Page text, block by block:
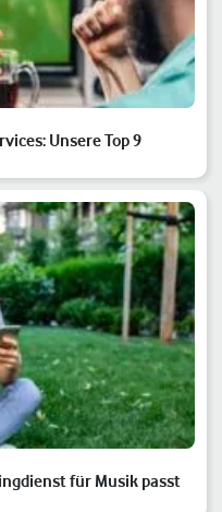
Unsere Top 9
für Musik passt